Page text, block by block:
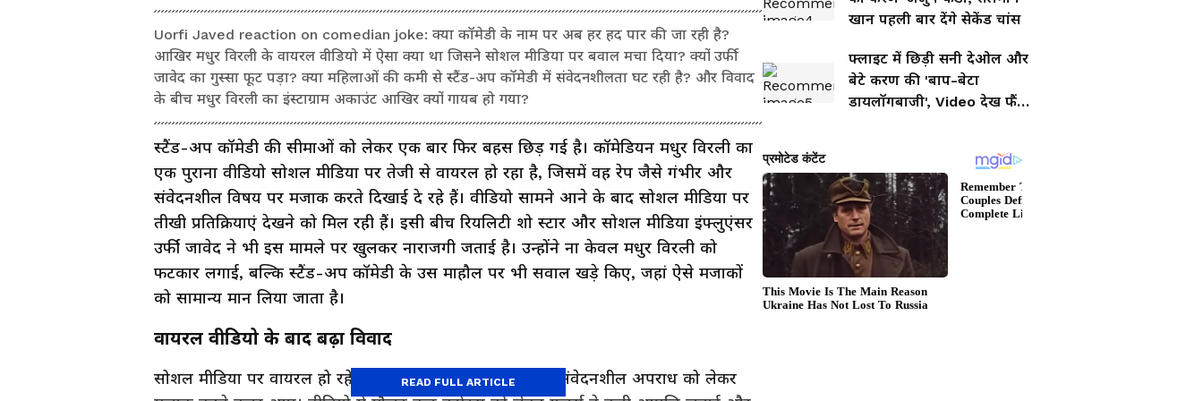
Uorfi Javed reaction on comedian joke: क्या कॉमेडी के नाम पर अब हर हद पार की जा रही है?
आखिर मधुर विरली के वायरल वीडियो में ऐसा क्या था जिसने सोशल मीडिया पर बवाल मचा दिया? क्यों उर्फी
जावेद का गुस्सा फूट पड़ा? क्या महिलाओं की कमी से स्टैंड-अप कॉमेडी में संवेदनशीलता घट रही है? और विवाद
के बीच मधुर विरली का इंस्टाग्राम अकाउंट आखिर क्यों गायब हो गया?
स्टैंड-अप कॉमेडी की सीमाओं को लेकर एक बार फिर बहस छिड़ गई है। कॉमेडियन मधुर विरली का
एक पुराना वीडियो सोशल मीडिया पर तेजी से वायरल हो रहा है, जिसमें वह रेप जैसे गंभीर और
संवेदनशील विषय पर मजाक करते दिखाई दे रहे हैं। वीडियो सामने आने के बाद सोशल मीडिया पर
तीखी प्रतिक्रियाएं देखने को मिल रही हैं। इसी बीच रियलिटी शो स्टार और सोशल मीडिया इंफ्लुएंसर
उर्फी जावेद ने भी इस मामले पर खुलकर नाराजगी जताई है। उन्होंने ना केवल मधुर विरली को
फटकार लगाई, बल्कि स्टैंड-अप कॉमेडी के उस माहौल पर भी सवाल खड़े किए, जहां ऐसे मजाकों
को सामान्य मान लिया जाता है।
वायरल वीडियो के बाद बढ़ा विवाद
सोशल मीडिया पर वायरल हो रहे वीडियो में मधुर विरली एक बेहद संवेदनशील अपराध को लेकर
READ FULL ARTICLE
खान पहली बार देंगे सेकेंड चांस
फ्लाइट में छिड़ी सनी देओल और
बेटे करण की 'बाप-बेटा
डायलॉगबाजी', Video देख फैंस